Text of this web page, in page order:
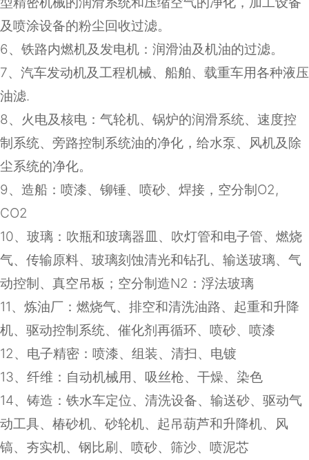
及喷涂设备的粉尘回收过滤。
6、铁路内燃机及发电机：润滑油及机油的过滤。
7、汽车发动机及工程机械、船舶、载重车用各种液压
油滤.
8、火电及核电：气轮机、锅炉的润滑系统、速度控
制系统、旁路控制系统油的净化，给水泵、风机及除
尘系统的净化。
9、造船：喷漆、铆锤、喷砂、焊接，空分制 O2,
CO2
10、玻璃：吹瓶和玻璃器皿、吹灯管和电子管、燃烧
气、传输原料、玻璃刻蚀清光和钻孔、输送玻璃、气
动控制、真空吊板；空分制造N2 ：浮法玻璃
11、炼油厂：燃烧气、排空和清洗油路、起重和升降
机、驱动控制系统、催化剂再循环、喷砂、喷漆
12、电子精密：喷漆、组装、清扫、电镀
13、纤维：自动机械用、吸丝枪、干燥、染色
14、铸造：铁水车定位、清洗设备、输送砂、驱动气
动工具、椿砂机、砂轮机、起吊葫芦和升降机、风
镐、夯实机、钢比刷、喷砂、筛沙、喷泥芯